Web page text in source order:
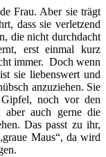
Frau. Aber sie trägt
dass sie verletzend
die nicht durchdacht
erst einmal kurz
immer. Doch wenn
sie liebenswert und
anzuziehen. Sie
noch vor den
aber auch gerne die
Das passt zu ihr,
Maus“, da wird